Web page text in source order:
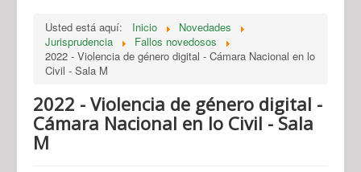
Legislación
Novedades
Recursos y Servicios de Atención
Contacto
Usted está aquí: Inicio
Novedades
Jurisprudencia
Fallos novedosos
2022 - Violencia de género digital - Cámara Nacional en lo
Civil - Sala M
2022 - Violencia de género digital -
Cámara Nacional en lo Civil - Sala
M